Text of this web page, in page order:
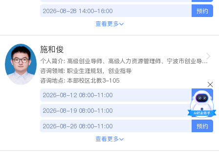
预约
14:00-16:00
2026-08-25 14:00-16:00
预约
2026-08-26
预约
2026-08-27 14:00-16:00
2026-08-28 14:00-16:00
预约
2026-08-31 14:00-16:00
预约
2026-09-01 14:00-16:00
预约
2026-09-02 14:00-16:00
预约
2026-08-28 14:00-16:00
预约
14:00-16:00
查看更多
施和俊
个人简介: 高级创业导师、高级人力资源管理师、宁波市创业导师；参加各类就业辅导与职业生涯规划培训；承担《职业指导与创新创业》、《创造性思维与技法》、《创业基础》等教学任务，曾荣获浙江省高校就业指导课程教学创新比赛“三等奖”，个人申请软著5项，就业相关决策建议稿获市长批示一项，主持完成就业创业相关市厅级课题一项等；指导学生创立公司5家、指导学生申请软著10余项、指导学生发表创业相关论文6篇。
咨询领域: 职业生涯规划，创业指导
咨询地点: 本部校区北教3-105
2026-08-12 08:00-11:00
预约
2026-08-19 08:00-11:00
预约
2026-08-26 08:00-11:00
预约
08:00-11:00
查看更多